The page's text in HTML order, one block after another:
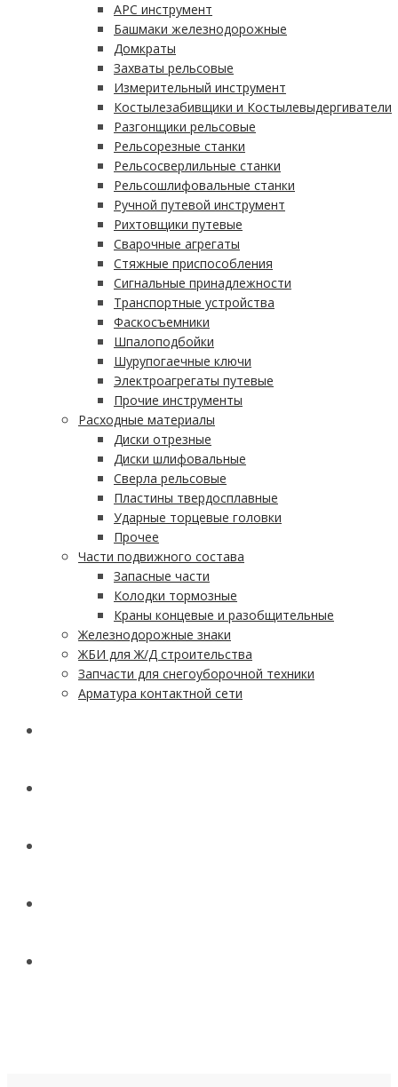
АРС инструмент
Башмаки железнодорожные
Домкраты
Захваты рельсовые
Измерительный инструмент
Костылезабивщики и Костылевыдергиватели
Разгонщики рельсовые
Рельсорезные станки
Рельсосверлильные станки
Рельсошлифовальные станки
Ручной путевой инструмент
Рихтовщики путевые
Сварочные агрегаты
Стяжные приспособления
Сигнальные принадлежности
Транспортные устройства
Фаскосъемники
Шпалоподбойки
Шурупогаечные ключи
Электроагрегаты путевые
Прочие инструменты
Расходные материалы
Диски отрезные
Диски шлифовальные
Сверла рельсовые
Пластины твердосплавные
Ударные торцевые головки
Прочее
Части подвижного состава
Запасные части
Колодки тормозные
Краны концевые и разобщительные
Железнодорожные знаки
ЖБИ для Ж/Д строительства
Запчасти для снегоуборочной техники
Арматура контактной сети